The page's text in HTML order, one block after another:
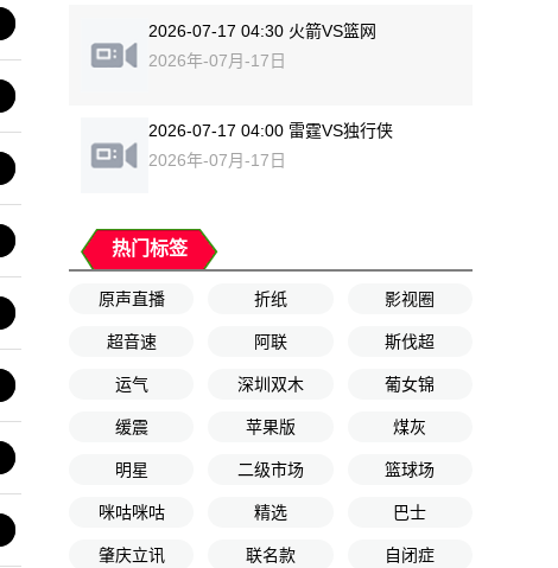
2026-07-17 04:30 火箭VS篮网
2026年-07月-17日
2026-07-17 04:00 雷霆VS独行侠
2026年-07月-17日
热门标签
原声直播 折纸 影视圈
超音速 阿联 斯伐超
运气 深圳双木 葡女锦
缓震 苹果版 煤灰
明星 二级市场 篮球场
咪咕咪咕 精选 巴士
肇庆立讯 联名款 自闭症